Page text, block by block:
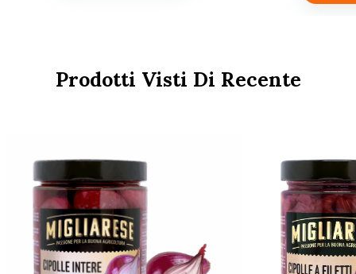
Prodotti Visti Di Recente